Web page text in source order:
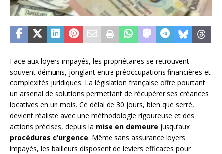
Face aux loyers impayés, les propriétaires se retrouvent
souvent démunis, jonglant entre préoccupations financières et
complexités juridiques. La législation française offre pourtant
un arsenal de solutions permettant de récupérer ses créances
locatives en un mois. Ce délai de 30 jours, bien que serré,
devient réaliste avec une méthodologie rigoureuse et des
actions précises, depuis la mise en demeure jusqu’aux
procédures d’urgence. Même sans assurance loyers
impayés, les bailleurs disposent de leviers efficaces pour